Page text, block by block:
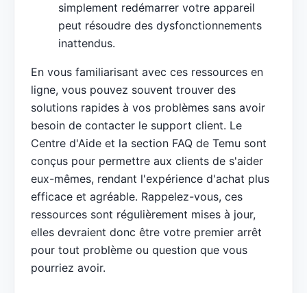
simplement redémarrer votre appareil
peut résoudre des dysfonctionnements
inattendus.
En vous familiarisant avec ces ressources en
ligne, vous pouvez souvent trouver des
solutions rapides à vos problèmes sans avoir
besoin de contacter le support client. Le
Centre d'Aide et la section FAQ de Temu sont
conçus pour permettre aux clients de s'aider
eux-mêmes, rendant l'expérience d'achat plus
efficace et agréable. Rappelez-vous, ces
ressources sont régulièrement mises à jour,
elles devraient donc être votre premier arrêt
pour tout problème ou question que vous
pourriez avoir.